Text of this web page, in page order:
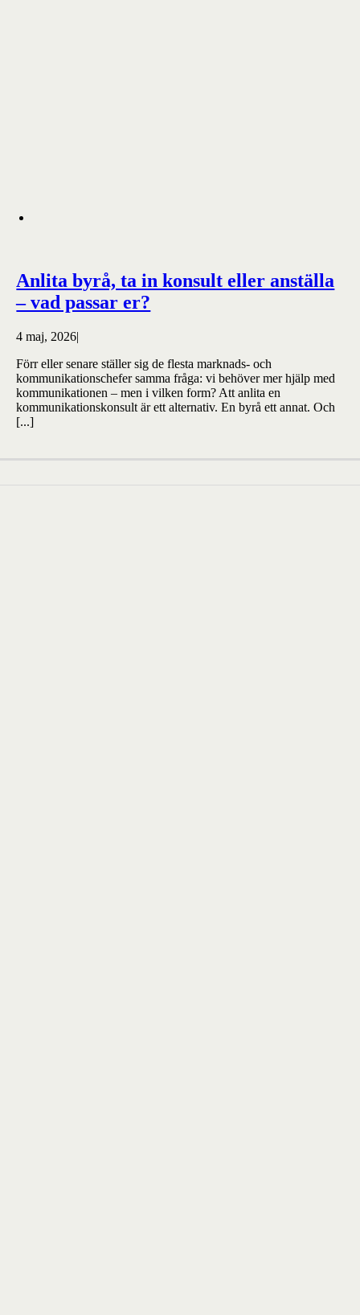
Anlita byrå, ta in konsult eller anställa
– vad passar er?
4 maj, 2026|
Förr eller senare ställer sig de flesta marknads- och
kommunikationschefer samma fråga: vi behöver mer hjälp med
kommunikationen – men i vilken form? Att anlita en
kommunikationskonsult är ett alternativ. En byrå ett annat. Och
[...]